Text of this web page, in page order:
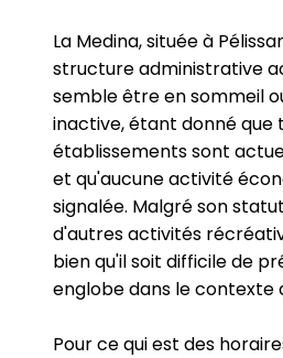
La Medina, située à
structure administrative
semble être en sommeil
inactive, étant donné que
établissements sont
et qu'aucune activité
signalée. Malgré son
d'autres activités
bien qu'il soit difficile de
englobe dans le contexte
Pour ce qui est des